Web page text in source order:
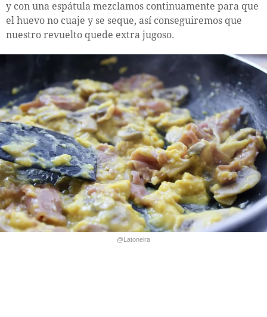
y con una espátula mezclamos continuamente para que
el huevo no cuaje y se seque, así conseguiremos que
nuestro revuelto quede extra jugoso.
@Latoneira